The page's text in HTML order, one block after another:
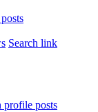
Search link
profile posts